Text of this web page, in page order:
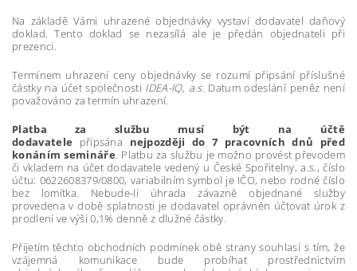
Na základě Vámi uhrazené objednávky vystaví dodavatel daňový
doklad. Tento doklad se nezasílá ale je předán objednateli při
prezenci.
Termínem uhrazení ceny objednávky se rozumí připsání příslušné
částky na účet společnosti IDEA-IQ, a.s. Datum odeslání peněz není
považováno za termín uhrazení.
Platba za službu musí být na účtě
dodavatele
připsána
nejpozději do 7 pracovních dnů před
konáním semináře. Platbu za službu je možno provést převodem
či vkladem na účet dodavatele vedený u České Spořitelny, a.s., číslo
účtu: 0622608379/0800, variabilním symbol je IČO, nebo rodné číslo
bez lomítka. Nebude-li úhrada závazně objednané služby
provedena v době splatnosti je dodavatel oprávněn účtovat úrok z
prodlení ve výši 0,1% denně z dlužné částky.
Přijetím těchto obchodních podmínek obě strany souhlasí s tím, že
vzájemná komunikace bude probíhat prostřednictvím